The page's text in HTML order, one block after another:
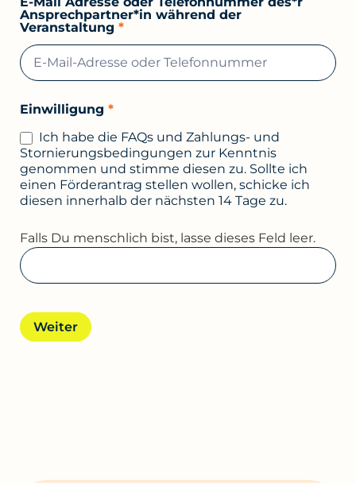
Ansprechpartner*in während der
Veranstaltung *
Einwilligung *
Stornierungsbedingungen zur Kenntnis
genommen und stimme diesen zu. Sollte ich
einen Förderantrag stellen wollen, schicke ich
diesen innerhalb der nächsten 14 Tage zu.
Falls Du menschlich bist, lasse dieses Feld leer.
Weiter